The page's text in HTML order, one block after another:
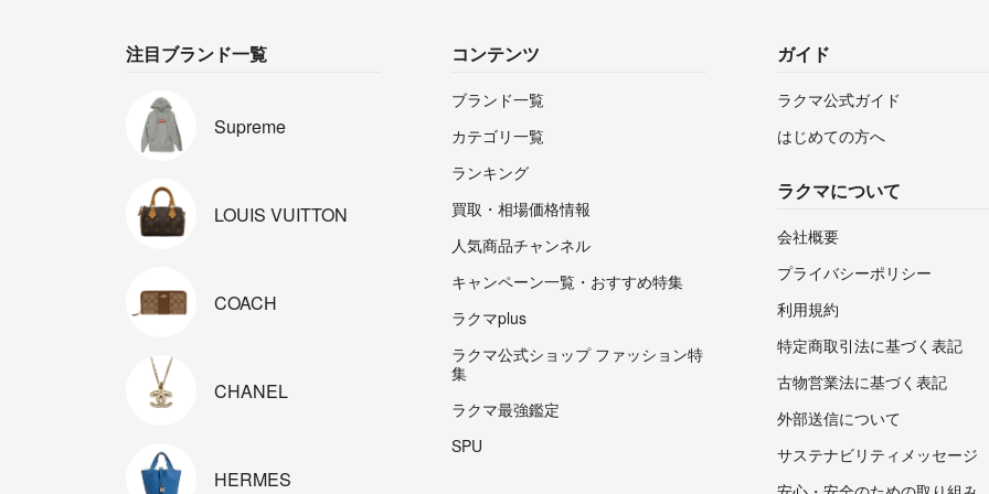
注目ブランド一覧
Supreme
LOUIS VUITTON
COACH
CHANEL
HERMES
コンテンツ
ブランド一覧
カテゴリ一覧
ランキング
買取・相場価格情報
人気商品チャンネル
キャンペーン一覧・おすすめ特集
ラクマplus
ラクマ公式ショップ ファッション特
集
ラクマ最強鑑定
SPU
ガイド
ラクマ公式ガイド
はじめての方へ
ラクマについて
会社概要
プライバシーポリシー
利用規約
特定商取引法に基づく表記
古物営業法に基づく表記
外部送信について
サステナビリティメッセージ